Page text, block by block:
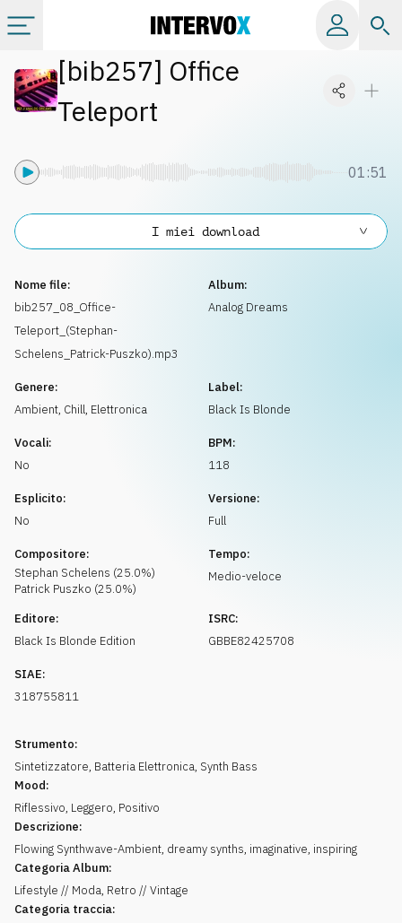
Categorie
Info
Richiedi musica
[bib257] Office
Teleport
01:51
Nome file:
bib257_08_Office-
Teleport_(Stephan-
Schelens_Patrick-Puszko).mp3
Album:
Analog Dreams
Genere:
Ambient, Chill, Elettronica
Label:
Black Is Blonde
Vocali:
No
BPM:
118
Esplicito:
No
Versione:
Full
Compositore:
Stephan Schelens (25.0%)
Patrick Puszko (25.0%)
Tempo:
Medio-veloce
Editore:
Black Is Blonde Edition
ISRC:
GBBE82425708
SIAE:
318755811
Strumento:
Sintetizzatore, Batteria Elettronica, Synth Bass
Mood:
Riflessivo, Leggero, Positivo
Descrizione:
Flowing Synthwave-Ambient, dreamy synths, imaginative, inspiring
Categoria Album:
Lifestyle // Moda, Retro // Vintage
Categoria traccia:
I miei download